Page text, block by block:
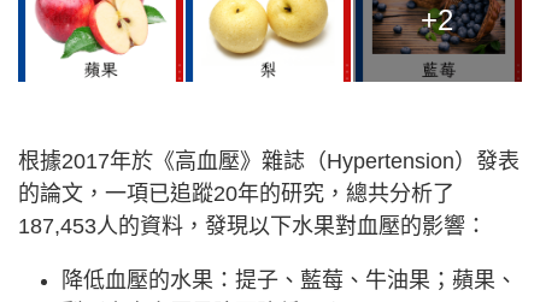
+2
根據2017年於《高血壓》雜誌（Hypertension）發表
的論文，一項已追蹤20年的研究，總共分析了
187,453人的資料，發現以下水果對血壓的影響：
降低血壓的水果：提子、藍莓、牛油果；蘋果、